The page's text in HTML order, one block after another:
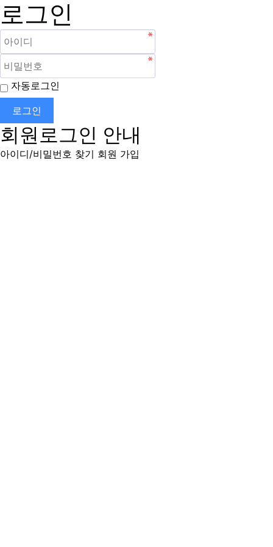
로그인
자동로그인
로그인
회원로그인 안내
아이디/비밀번호 찾기 회원 가입